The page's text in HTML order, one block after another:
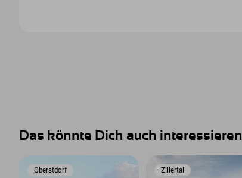
Das könnte Dich auch interessieren
Oberstdorf Zillertal